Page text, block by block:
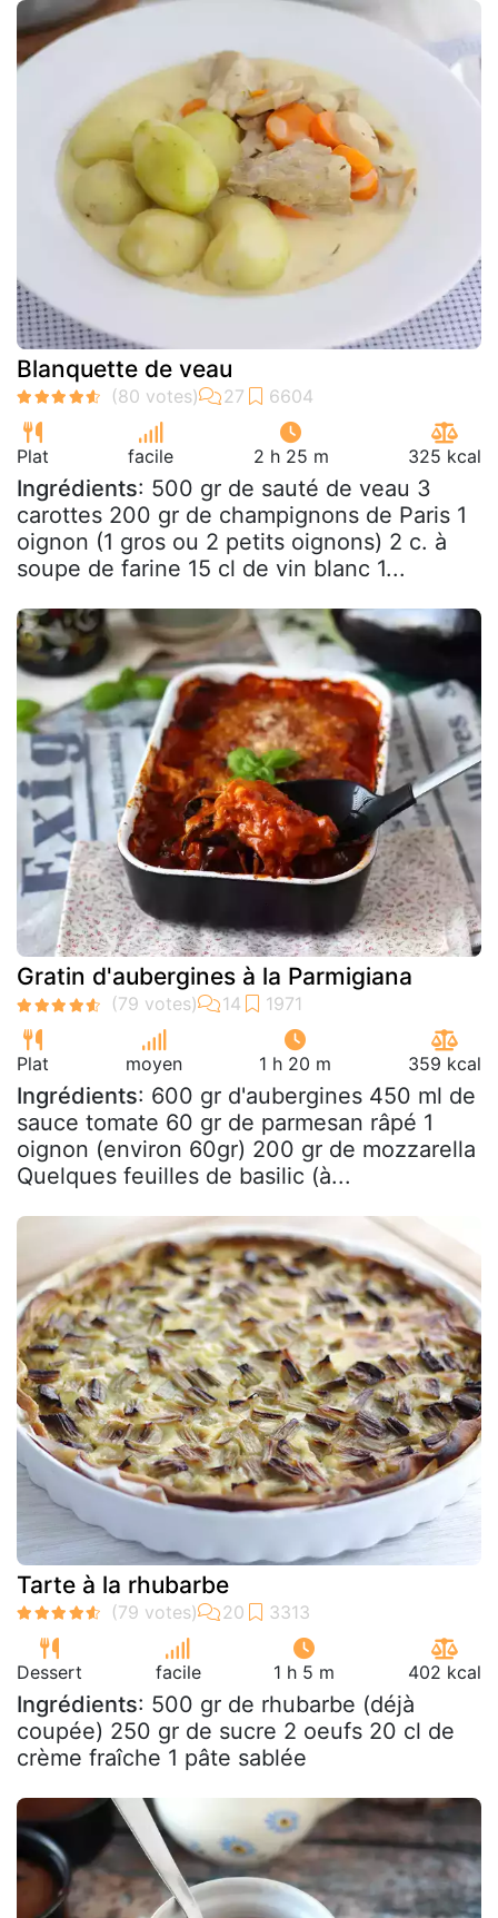
Blanquette de veau
Plat facile 2 h 25 m 325 kcal
Ingrédients: 500 gr de sauté de veau 3
carottes 200 gr de champignons de Paris 1
oignon (1 gros ou 2 petits oignons) 2 c. à
soupe de farine 15 cl de vin blanc 1...
Gratin d'aubergines à la Parmigiana
Plat moyen 1 h 20 m 359 kcal
Ingrédients: 600 gr d'aubergines 450 ml de
sauce tomate 60 gr de parmesan râpé 1
oignon (environ 60gr) 200 gr de mozzarella
Quelques feuilles de basilic (à...
Tarte à la rhubarbe
Dessert facile 1 h 5 m 402 kcal
Ingrédients: 500 gr de rhubarbe (déjà
coupée) 250 gr de sucre 2 oeufs 20 cl de
crème fraîche 1 pâte sablée